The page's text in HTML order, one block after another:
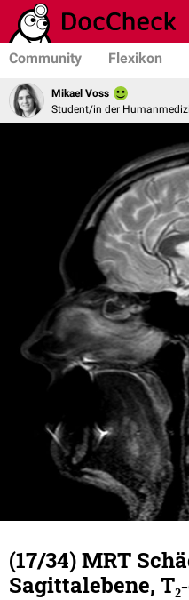
Community Flexikon
Mikael Voss
Student/in der
(17/34) MRT
Sagittalebene,